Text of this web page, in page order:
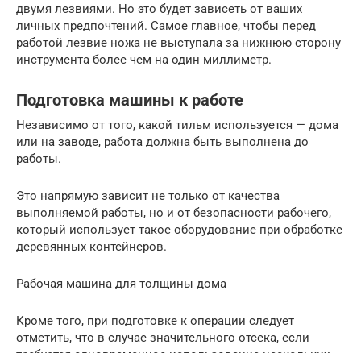
двумя лезвиями. Но это будет зависеть от ваших
личных предпочтений. Самое главное, чтобы перед
работой лезвие ножа не выступала за нижнюю сторону
инструмента более чем на один миллиметр.
Подготовка машины к работе
Независимо от того, какой тильм используется — дома
или на заводе, работа должна быть выполнена до
работы.
Это напрямую зависит не только от качества
выполняемой работы, но и от безопасности рабочего,
который использует такое оборудование при обработке
деревянных контейнеров.
Рабочая машина для толщины дома
Кроме того, при подготовке к операции следует
отметить, что в случае значительного отсека, если